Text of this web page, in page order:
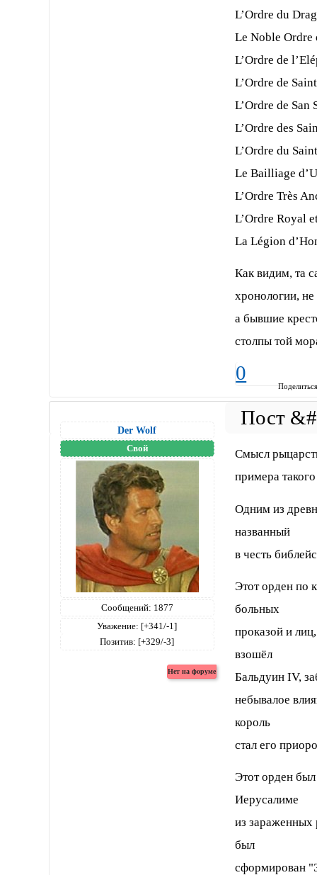
L’Ordre du
Le Noble Ordre
L’Ordre de
L’Ordre de
L’Ordre de San
L’Ordre des
L’Ordre du
Le Bailliage
L’Ordre Très
L’Ordre Royal
La Légion
Как видим, та
хронологии,
а бывшие
столпы той
0
Der Wolf
Свой
Сообщений: 1877
Уважение: [+341/-1]
Позитив: [+329/-3]
Смысл
примера
Одним из
названный
в честь
Этот орден по
больных
проказой и
взошёл
Бальдуин IV,
небывалое
король
стал его
Этот орден
Иерусалиме
из зараженных
был
сформирован